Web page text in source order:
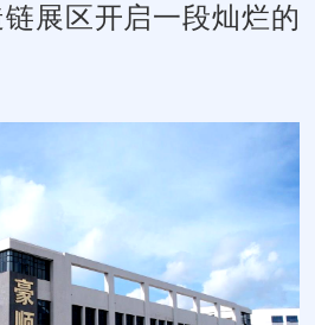
展区开启一段灿烂的